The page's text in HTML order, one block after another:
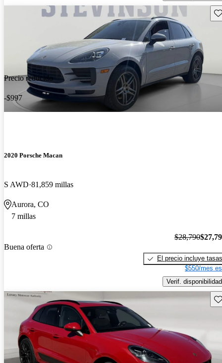
Precio reducido
-$997
2020 Porsche Macan
S AWD 81,859 millas
Aurora, CO
7 millas
Buena oferta
$28,790
El precio incluye tasas
$550/mes
Verif. disponibilidad